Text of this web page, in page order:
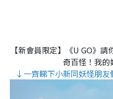
【新會員限定】《U GO》
奇百怪！我的
↓一齊睇下小新同妖怪朋